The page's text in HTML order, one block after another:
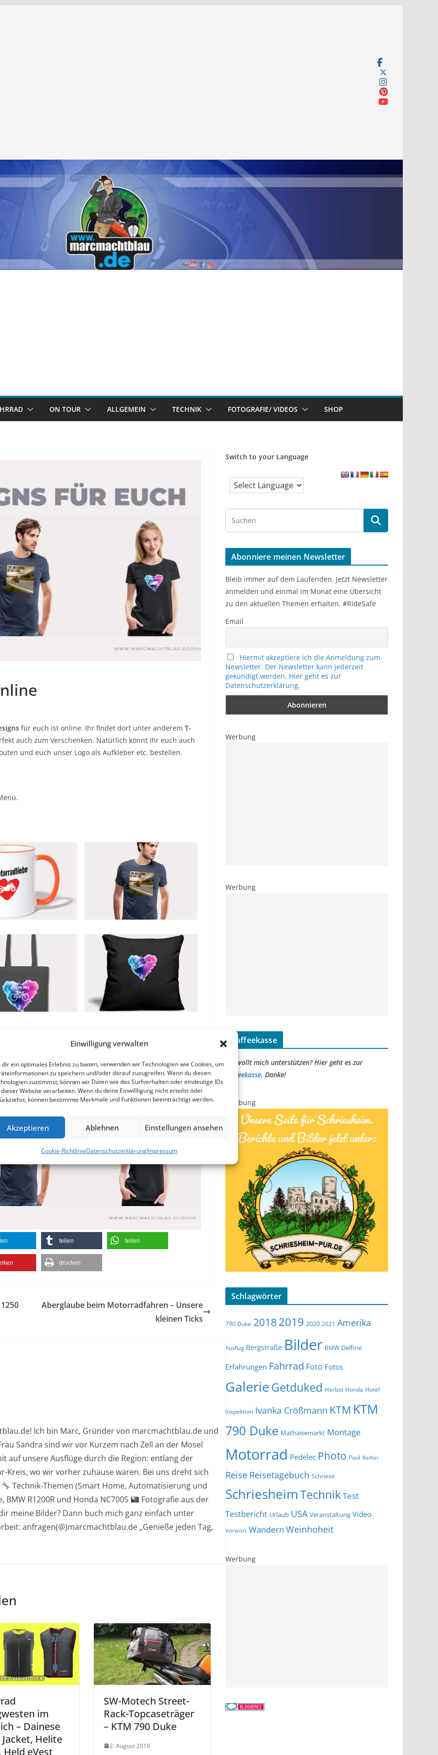
Einwilligung verwalten
dir ein optimales Erlebnis zu bieten, verwenden wir Technologien wie Cookies, um
zu speichern und/oder darauf zuzugreifen. Wenn du diesen
zustimmst, können wir Daten wie das Surfverhalten oder eindeutige IDs
Website verarbeiten. Wenn du deine Einwillligung nicht erteilst oder
können bestimmte Merkmale und Funktionen beeinträchtigt werden.
Akzeptieren Ablehnen Einstellungen ansehen
Cookie-RichtlinieDatenschutzerklärungImpressum
ON TOUR ALLGEMEIN TECHNIK FOTOGRAFIE/ VIDEOS SHOP
für euch ist online. Ihr findet dort unter anderem T-
auch zum Verschenken. Natürlich könnt ihr euch auch
und euch unser Logo als Aufkleber etc. bestellen.
teilen teilen
drucken
Aberglaube beim Motorradfahren – Unsere
kleinen Ticks
Ich bin Marc, Gründer von marcmachtblau.de und
Sandra sind wir vor Kurzem nach Zell an der Mosel
auf unsere Ausflüge durch die Region: entlang der
Kreis, wo wir vorher zuhause waren. Bei uns dreht sich
Technik-Themen (Smart Home, Automatisierung und
R1200R und Honda NC700S
Fotografie aus der
meine Bilder? Dann buch mich ganz einfach unter
anfragen(@)marcmachtblau.de „Genieße jeden Tag,
im
– Dainese
Helite
Held eVest
SW-Motech Street-
Rack-Topcaseträger
– KTM 790 Duke
2. August 2019
Switch to your Language
r
h
Abonniere meinen Newsletter
Bleib immer auf dem Laufenden. Jetzt Newsletter
anmelden und einmal im Monat eine Übersicht
zu den aktuellen Themen erhalten. #RideSafe
Email
Hiermit akzeptiere ich die Anmeldung zum
Newsletter. Der Newsletter kann jederzeit
gekündigt werden. Hier geht es zur
Datenschutzerklärung.
Werbung
Werbung
Kaffeekasse
Ihr wollt mich unterstützen? Hier geht es zur
Kaffeekasse. Danke!
Werbung
Schlagwörter
790 Duke 2018 2019 2020 2021 Amerika
Ausflug Bergstraße Bilder BMW Delfine
Erfahrungen Fahrrad Foto Fotos
GalerieGetduked Herbst Honda Hotel
Inspektion Ivanka Crößmann KTM KTM
790 Duke Mathaisemarkt Montage
Motorrad Pedelec Photo Pool Reifen
Reise Reisetagebuch Schriese
SchriesheimTechnikTest
Testbericht Urlaub USA Veranstaltung Video
Vorwort Wandern Weinhoheit
Werbung